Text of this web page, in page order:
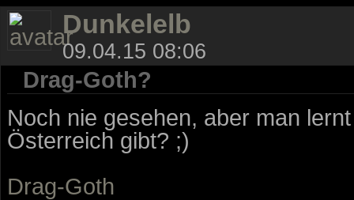
Dunkelelb
09.04.15 08:06
Drag-Goth?
Noch nie gesehen, aber man
Österreich gibt? ;)
Drag-Goth